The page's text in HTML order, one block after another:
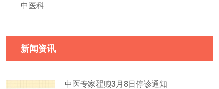
中医科
新闻资讯
中医专家翟煦3月8日停诊通知